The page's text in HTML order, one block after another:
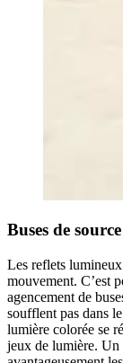
Buses de source
Les reflets lumineux
mouvement. C’est
agencement de
soufflent pas dans
lumière colorée se
jeux de lumière. Un